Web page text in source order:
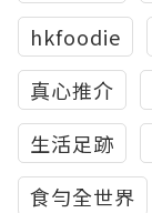
hkfoodie
真心推介
生活足跡
食勻全世界